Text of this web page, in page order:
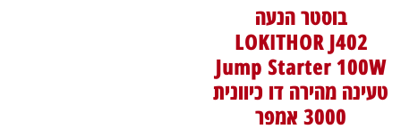
בוסטר הנעה
LOKITHOR J402
Jump Starter 100W
טעינה מהירה דו כיוונית
3000 אמפר